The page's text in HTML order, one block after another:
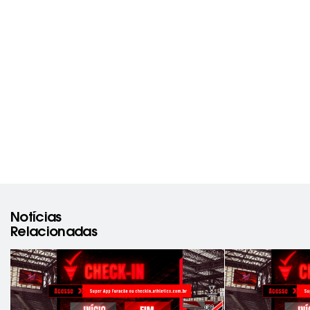
Notícias
Relacionadas